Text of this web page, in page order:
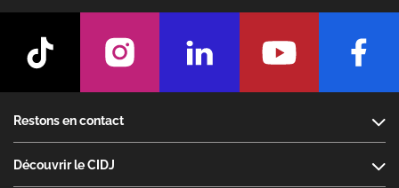
Restons en contact
Découvrir le CIDJ